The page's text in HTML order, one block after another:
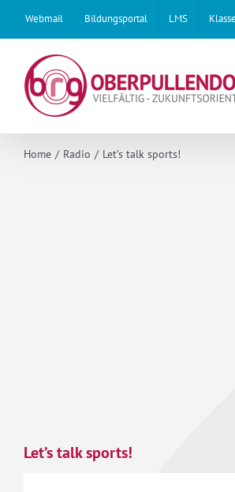
content
Webmail Bildungsportal LMS
Home Radio Let’s talk sports!
Let’s talk sports!